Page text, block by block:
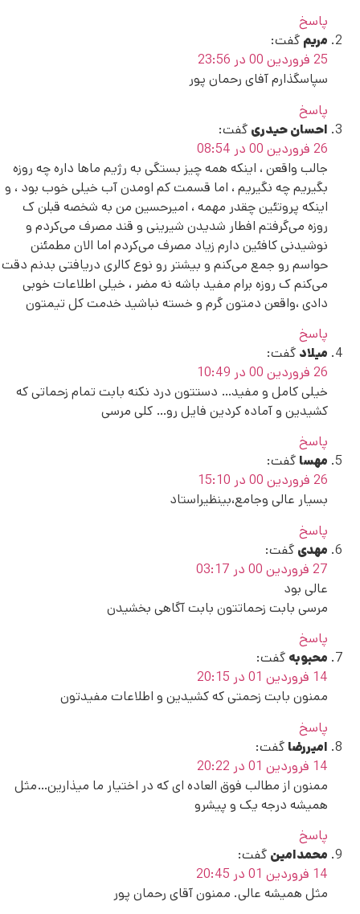
پاسخ
مریم گفت:
25 فروردین 00 در 23:56
سپاسگذارم آفای رحمان پور
پاسخ
احسان حیدری گفت:
26 فروردین 00 در 08:54
جالب واقعن ، اینکه همه چیز بستگی به رژیم ماها داره چه روزه
بگیریم چه نگیریم ، اما قسمت کم اومدن آب خیلی خوب بود ، و
اینکه پروتئین چقدر مهمه ، امیرحسین من به شخصه قبلن ک
روزه می‌گرفتم افطار شدیدن شیرینی و قند مصرف می‌کردم و
نوشیدنی کافئین دارم زیاد مصرف می‌کردم اما الان مطمئنن
حواسم رو جمع می‌کنم و بیشتر رو نوع کالری دریافتی بدنم دقت
می‌کنم ک روزه برام مفید باشه نه مضر ، خیلی اطلاعات خوبی
دادی ،واقعن دمتون گرم و خسته نباشید خدمت کل تیمتون
پاسخ
میلاد گفت:
26 فروردین 00 در 10:49
خیلی کامل و مفید… دستتون درد نکنه بابت تمام زحماتی که
کشیدین و آماده کردین فایل رو… کلی مرسی
پاسخ
مهسا گفت:
26 فروردین 00 در 15:10
بسیار عالی وجامع،بینظیراستاد
پاسخ
مهدی گفت:
27 فروردین 00 در 03:17
عالی بود
مرسی بابت زحماتتون بابت آگاهی بخشیدن
پاسخ
محبوبه گفت:
14 فروردین 01 در 20:15
ممنون بابت زحمتی که کشیدین و اطلاعات مفیدتون
پاسخ
امیررضا گفت:
14 فروردین 01 در 20:22
ممنون از مطالب فوق العاده ای که در اختیار ما میذارین…مثل
همیشه درجه یک و پیشرو
پاسخ
محمدامین گفت:
14 فروردین 01 در 20:45
مثل همیشه عالی. ممنون آقای رحمان پور